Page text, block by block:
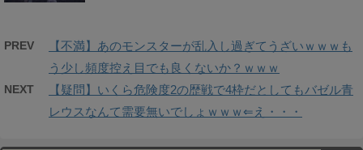
PREV
【不満】あのモンスターが乱入し過ぎてうざいｗｗｗも
う少し頻度控え目でも良くないか？ｗｗｗ
NEXT
【疑問】いくら危険度2の歴戦で4枠だとしてもバゼル青
レウスなんて需要無いでしょｗｗｗ⇐え・・・